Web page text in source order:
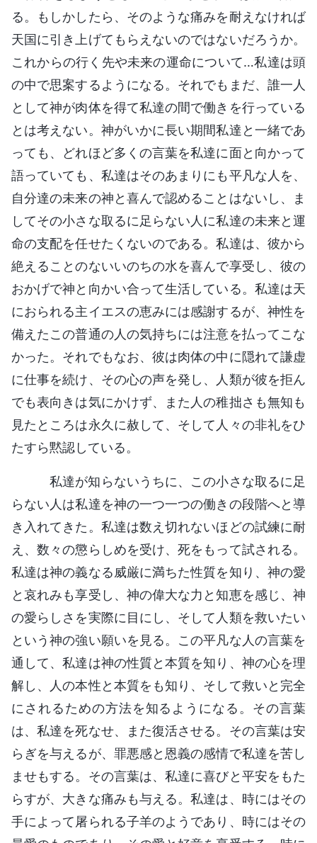
る。もしかしたら、そのような痛みを耐えなければ
天国に引き上げてもらえないのではないだろうか。
これからの行く先や未来の運命について…私達は頭
の中で思案するようになる。それでもまだ、誰一人
として神が肉体を得て私達の間で働きを行っている
とは考えない。神がいかに長い期間私達と一緒であ
っても、どれほど多くの言葉を私達に面と向かって
語っていても、私達はそのあまりにも平凡な人を、
自分達の未来の神と喜んで認めることはないし、ま
してその小さな取るに足らない人に私達の未来と運
命の支配を任せたくないのである。私達は、彼から
絶えることのないいのちの水を喜んで享受し、彼の
おかげで神と向かい合って生活している。私達は天
におられる主イエスの恵みには感謝するが、神性を
備えたこの普通の人の気持ちには注意を払ってこな
かった。それでもなお、彼は肉体の中に隠れて謙虚
に仕事を続け、その心の声を発し、人類が彼を拒ん
でも表向きは気にかけず、また人の稚拙さも無知も
見たところは永久に赦して、そして人々の非礼をひ
たすら黙認している。
私達が知らないうちに、この小さな取るに足
らない人は私達を神の一つ一つの働きの段階へと導
き入れてきた。私達は数え切れないほどの試練に耐
え、数々の懲らしめを受け、死をもって試される。
私達は神の義なる威厳に満ちた性質を知り、神の愛
と哀れみも享受し、神の偉大な力と知恵を感じ、神
の愛らしさを実際に目にし、そして人類を救いたい
という神の強い願いを見る。この平凡な人の言葉を
通して、私達は神の性質と本質を知り、神の心を理
解し、人の本性と本質をも知り、そして救いと完全
にされるための方法を知るようになる。その言葉
は、私達を死なせ、また復活させる。その言葉は安
らぎを与えるが、罪悪感と恩義の感情で私達を苦し
ませもする。その言葉は、私達に喜びと平安をもた
らすが、大きな痛みも与える。私達は、時にはその
手によって屠られる子羊のようであり、時にはその